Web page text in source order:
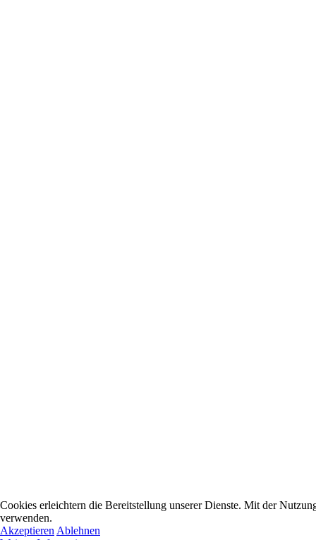
Cookies erleichtern die Bereitstellung unserer Dienste. Mit der
verwenden.
Akzeptieren Ablehnen